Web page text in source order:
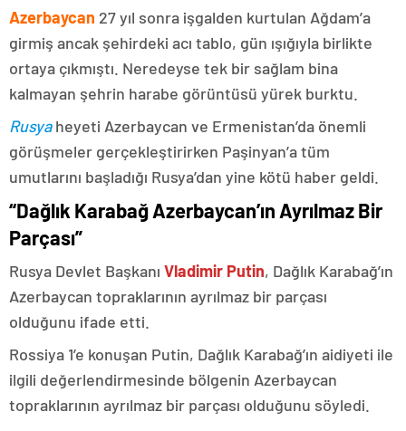
Azerbaycan 27 yıl sonra işgalden kurtulan Ağdam’a
girmiş ancak şehirdeki acı tablo, gün ışığıyla birlikte
ortaya çıkmıştı. Neredeyse tek bir sağlam bina
kalmayan şehrin harabe görüntüsü yürek burktu.
Rusyaheyeti Azerbaycan ve Ermenistan’da önemli
görüşmeler gerçekleştirirken Paşinyan’a tüm
umutlarını başladığı Rusya’dan yine kötü haber geldi.
“Dağlık Karabağ Azerbaycan’ın Ayrılmaz Bir
Parçası”
Rusya Devlet Başkanı Vladimir Putin, Dağlık Karabağ’ın
Azerbaycan topraklarının ayrılmaz bir parçası
olduğunu ifade etti.
Rossiya 1’e konuşan Putin, Dağlık Karabağ’ın aidiyeti ile
ilgili değerlendirmesinde bölgenin Azerbaycan
topraklarının ayrılmaz bir parçası olduğunu söyledi.